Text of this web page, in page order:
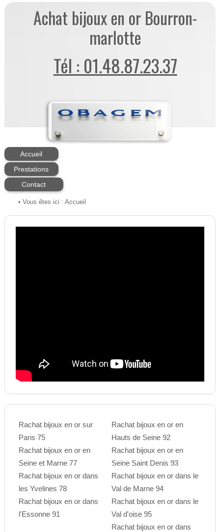
Achat bijoux en or Bourron-
marlotte
Tél : 01.48.87.23.37
Accueil
Prestations
Contact
• Vous êtes ici : Accueil
Rachat bijoux en or sur
Paris 75
Rachat bijoux en or en
Seine et Marne 77
Rachat bijoux en or dans
les Yvelines 78
Rachat bijoux en or dans
l'Essonne 91
Rachat bijoux en or en
Hauts de Seine 92
Rachat bijoux en or en
Seine Saint Denis 93
Rachat bijoux en or dans le
Val de Marne 94
Rachat bijoux en or dans le
Val d'oise 95
Rachat bijoux en or dans